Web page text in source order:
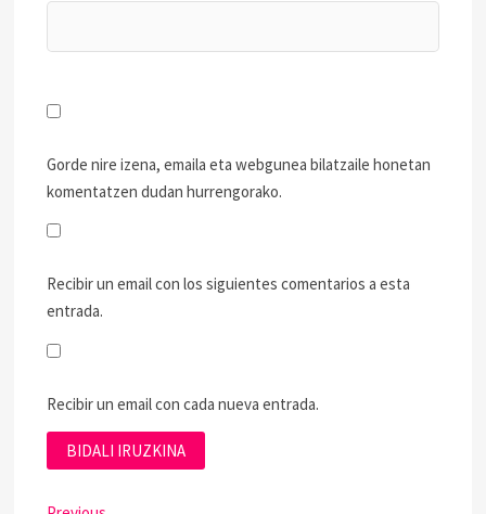
Gorde nire izena, emaila eta webgunea bilatzaile honetan
komentatzen dudan hurrengorako.
Recibir un email con los siguientes comentarios a esta
entrada.
Recibir un email con cada nueva entrada.